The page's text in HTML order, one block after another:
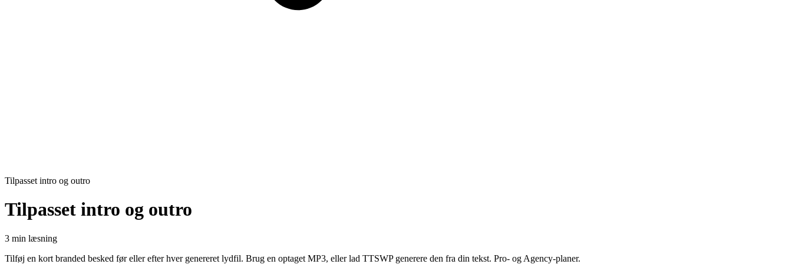
Tilpasset intro og outro
Tilpasset intro og outro
3 min læsning
Tilføj en kort branded besked før eller efter hver genereret lydfil. Brug en optaget MP3, eller lad TTSWP generere den fra din tekst. Pro- og Agency-planer.